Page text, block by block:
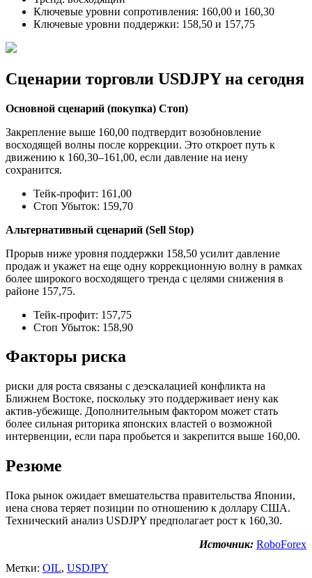
Ключевые уровни сопротивления: 160,00 и 160,30
Ключевые уровни поддержки: 158,50 и 157,75
Сценарии торговли USDJPY на сегодня
Основной сценарий (покупка) Стоп)
Закрепление выше 160,00 подтвердит возобновление
восходящей волны после коррекции. Это откроет путь к
движению к 160,30–161,00, если давление на иену
сохранится.
Тейк-профит: 161,00
Стоп Убыток: 159,70
Альтернативный сценарий (Sell Stop)
Прорыв ниже уровня поддержки 158,50 усилит давление
продаж и укажет на еще одну коррекционную волну в рамках
более широкого восходящего тренда с целями снижения в
районе 157,75.
Тейк-профит: 157,75
Стоп Убыток: 158,90
Факторы риска
риски для роста связаны с деэскалацией конфликта на
Ближнем Востоке, поскольку это поддерживает иену как
актив-убежище. Дополнительным фактором может стать
более сильная риторика японских властей о возможной
интервенции, если пара пробьется и закрепится выше 160,00.
Резюме
Пока рынок ожидает вмешательства правительства Японии,
иена снова теряет позиции по отношению к доллару США.
Технический анализ USDJPY предполагает рост к 160,30.
Источник: RoboForex
Метки: OIL, USDJPY